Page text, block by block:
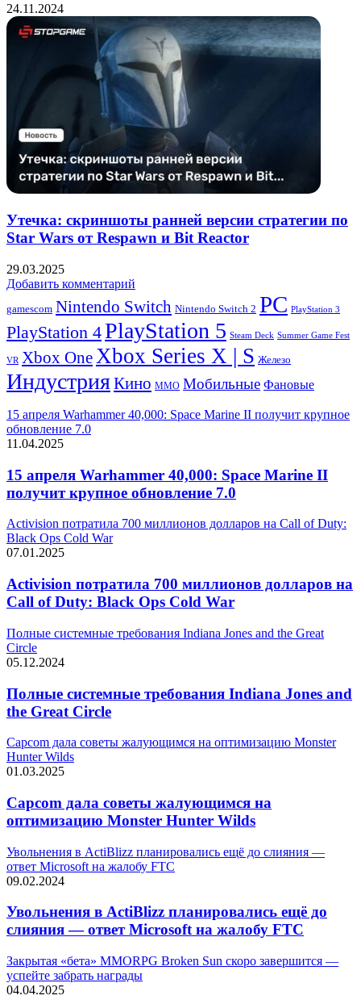
24.11.2024
Утечка: скриншоты ранней версии стратегии по
Star Wars от Respawn и Bit Reactor
29.03.2025
Добавить комментарий
gamescom Nintendo Switch Nintendo Switch 2 PC PlayStation 3
PlayStation 4PlayStation 5 Steam Deck Summer Game Fest
VR Xbox OneXbox Series X | S Железо
ИндустрияКино ММО Мобильные Фановые
15 апреля Warhammer 40,000: Space Marine II получит крупное
обновление 7.0
11.04.2025
15 апреля Warhammer 40,000: Space Marine II
получит крупное обновление 7.0
Activision потратила 700 миллионов долларов на Call of Duty:
Black Ops Cold War
07.01.2025
Activision потратила 700 миллионов долларов на
Call of Duty: Black Ops Cold War
Полные системные требования Indiana Jones and the Great
Circle
05.12.2024
Полные системные требования Indiana Jones and
the Great Circle
Capcom дала советы жалующимся на оптимизацию Monster
Hunter Wilds
01.03.2025
Capcom дала советы жалующимся на
оптимизацию Monster Hunter Wilds
Увольнения в ActiBlizz планировались ещё до слияния —
ответ Microsoft на жалобу FTC
09.02.2024
Увольнения в ActiBlizz планировались ещё до
слияния — ответ Microsoft на жалобу FTC
Закрытая «бета» MMORPG Broken Sun скоро завершится —
успейте забрать награды
04.04.2025